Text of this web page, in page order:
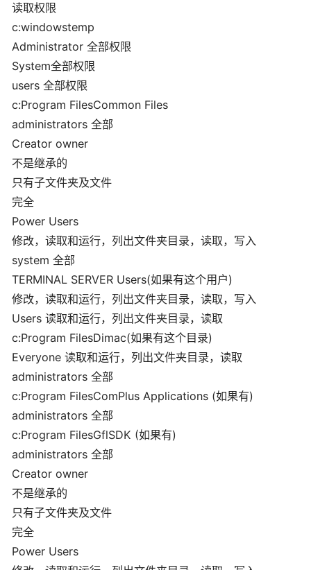
读取权限
c:windowstemp
Administrator 全部权限
System全部权限
users 全部权限
c:Program FilesCommon Files
administrators 全部
Creator owner
不是继承的
只有子文件夹及文件
完全
Power Users
修改，读取和运行，列出文件夹目录，读取，写入
system 全部
TERMINAL SERVER Users(如果有这个用户)
修改，读取和运行，列出文件夹目录，读取，写入
Users 读取和运行，列出文件夹目录，读取
c:Program FilesDimac(如果有这个目录)
Everyone 读取和运行，列出文件夹目录，读取
administrators 全部
c:Program FilesComPlus Applications (如果有)
administrators 全部
c:Program FilesGflSDK (如果有)
administrators 全部
Creator owner
不是继承的
只有子文件夹及文件
完全
Power Users